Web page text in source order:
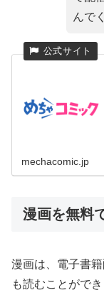
んで
mechacomic.jp
漫画を無料
漫画は、電子書
も読むことがで